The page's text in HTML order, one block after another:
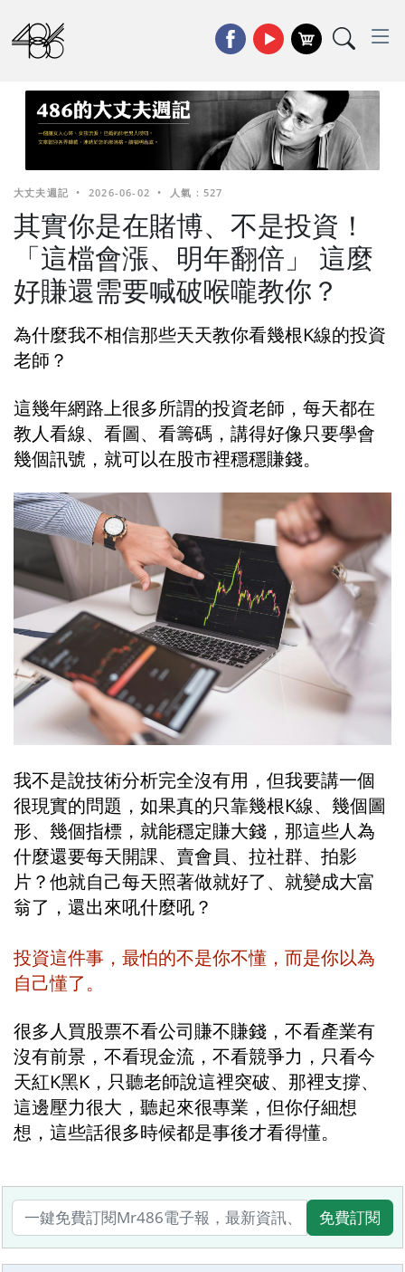
大丈夫週記 • 2026-06-02 • 人氣 : 527
其實你是在賭博、不是投資！
「這檔會漲、明年翻倍」 這麼
好賺還需要喊破喉嚨教你？
為什麼我不相信那些天天教你看幾根K線的投資
老師？
這幾年網路上很多所謂的投資老師，每天都在
教人看線、看圖、看籌碼，講得好像只要學會
幾個訊號，就可以在股市裡穩穩賺錢。
我不是說技術分析完全沒有用，但我要講一個
很現實的問題，如果真的只靠幾根K線、幾個圖
形、幾個指標，就能穩定賺大錢，那這些人為
什麼還要每天開課、賣會員、拉社群、拍影
片？他就自己每天照著做就好了、就變成大富
翁了，還出來吼什麼吼？
投資這件事，最怕的不是你不懂，而是你以為
自己懂了。
很多人買股票不看公司賺不賺錢，不看產業有
沒有前景，不看現金流，不看競爭力，只看今
天紅K黑K，只聽老師說這裡突破、那裡支撐、
這邊壓力很大，聽起來很專業，但你仔細想
想，這些話很多時候都是事後才看得懂。
免費訂閱